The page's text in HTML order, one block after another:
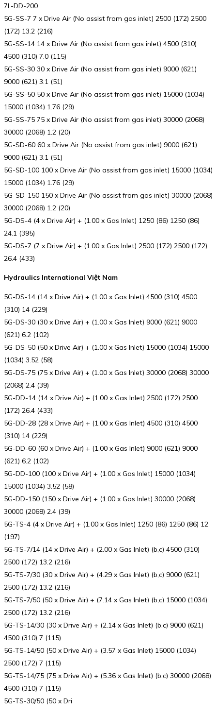
7L-DD-200
5G-SS-7 7 x Drive Air (No assist from gas inlet) 2500 (172) 2500
(172) 13.2 (216)
5G-SS-14 14 x Drive Air (No assist from gas inlet) 4500 (310)
4500 (310) 7.0 (115)
5G-SS-30 30 x Drive Air (No assist from gas inlet) 9000 (621)
9000 (621) 3.1 (51)
5G-SS-50 50 x Drive Air (No assist from gas inlet) 15000 (1034)
15000 (1034) 1.76 (29)
5G-SS-75 75 x Drive Air (No assist from gas inlet) 30000 (2068)
30000 (2068) 1.2 (20)
5G-SD-60 60 x Drive Air (No assist from gas inlet) 9000 (621)
9000 (621) 3.1 (51)
5G-SD-100 100 x Drive Air (No assist from gas inlet) 15000 (1034)
15000 (1034) 1.76 (29)
5G-SD-150 150 x Drive Air (No assist from gas inlet) 30000 (2068)
30000 (2068) 1.2 (20)
5G-DS-4 (4 x Drive Air) + (1.00 x Gas Inlet) 1250 (86) 1250 (86)
24.1 (395)
5G-DS-7 (7 x Drive Air) + (1.00 x Gas Inlet) 2500 (172) 2500 (172)
26.4 (433)
Hydraulics International Việt Nam
5G-DS-14 (14 x Drive Air) + (1.00 x Gas Inlet) 4500 (310) 4500
(310) 14 (229)
5G-DS-30 (30 x Drive Air) + (1.00 x Gas Inlet) 9000 (621) 9000
(621) 6.2 (102)
5G-DS-50 (50 x Drive Air) + (1.00 x Gas Inlet) 15000 (1034) 15000
(1034) 3.52 (58)
5G-DS-75 (75 x Drive Air) + (1.00 x Gas Inlet) 30000 (2068) 30000
(2068) 2.4 (39)
5G-DD-14 (14 x Drive Air) + (1.00 x Gas Inlet) 2500 (172) 2500
(172) 26.4 (433)
5G-DD-28 (28 x Drive Air) + (1.00 x Gas Inlet) 4500 (310) 4500
(310) 14 (229)
5G-DD-60 (60 x Drive Air) + (1.00 x Gas Inlet) 9000 (621) 9000
(621) 6.2 (102)
5G-DD-100 (100 x Drive Air) + (1.00 x Gas Inlet) 15000 (1034)
15000 (1034) 3.52 (58)
5G-DD-150 (150 x Drive Air) + (1.00 x Gas Inlet) 30000 (2068)
30000 (2068) 2.4 (39)
5G-TS-4 (4 x Drive Air) + (1.00 x Gas Inlet) 1250 (86) 1250 (86) 12
(197)
5G-TS-7/14 (14 x Drive Air) + (2.00 x Gas Inlet) (b,c) 4500 (310)
2500 (172) 13.2 (216)
5G-TS-7/30 (30 x Drive Air) + (4.29 x Gas Inlet) (b,c) 9000 (621)
2500 (172) 13.2 (216)
5G-TS-7/50 (50 x Drive Air) + (7.14 x Gas Inlet) (b,c) 15000 (1034)
2500 (172) 13.2 (216)
5G-TS-14/30 (30 x Drive Air) + (2.14 x Gas Inlet) (b,c) 9000 (621)
4500 (310) 7 (115)
5G-TS-14/50 (50 x Drive Air) + (3.57 x Gas Inlet) 15000 (1034)
2500 (172) 7 (115)
5G-TS-14/75 (75 x Drive Air) + (5.36 x Gas Inlet) (b,c) 30000 (2068)
4500 (310) 7 (115)
5G-TS-30/50 (50 x Dri